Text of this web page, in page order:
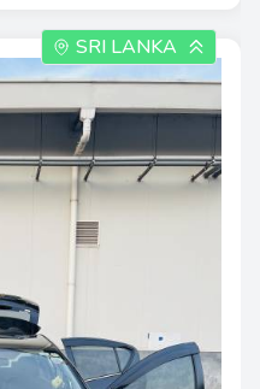
SRI LANKA